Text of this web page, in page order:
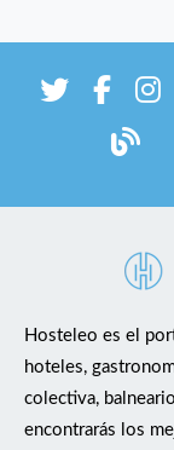
Hosteleo es el
hoteles,
colectiva,
encontrarás los